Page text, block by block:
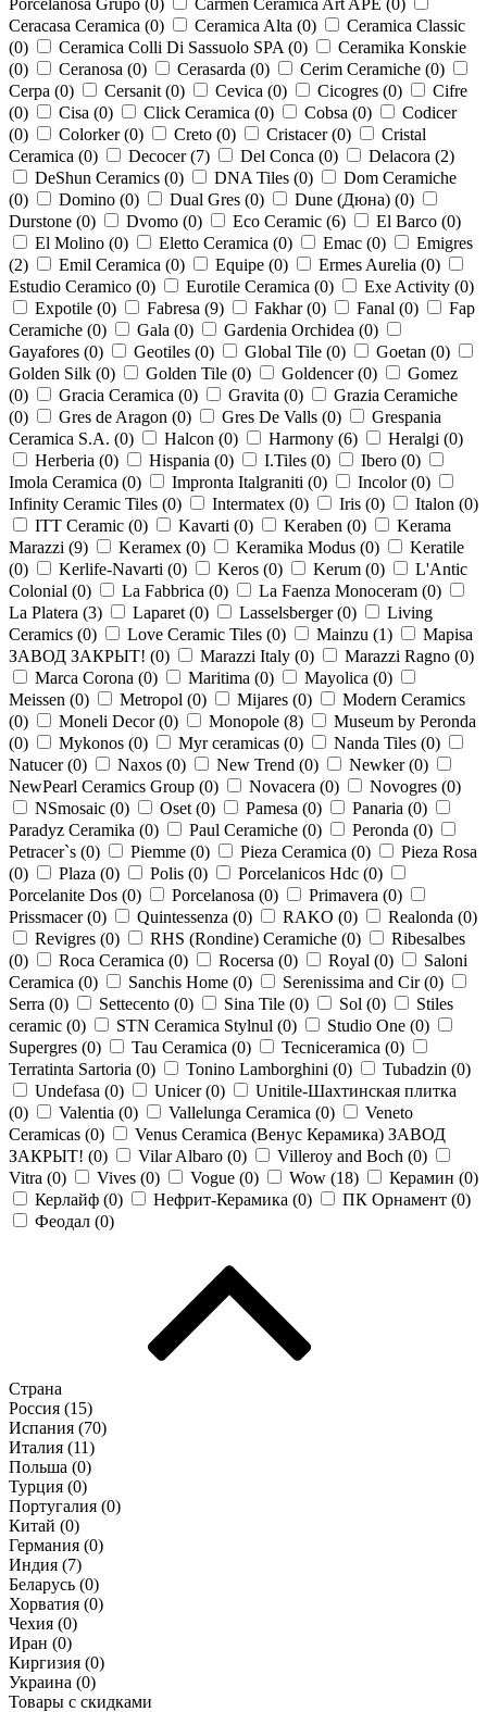
Ceracasa Ceramica (0) Ceramica Alta (0)
Ceramica Classic
(0) Ceramica Colli Di Sassuolo SPA (0)
Ceramika Konskie
(0) Ceranosa (0) Cerasarda (0) Cerim Ceramiche (0)
Cerpa (0) Cersanit (0) Cevica (0) Cicogres (0)
Cifre
(0) Cisa (0) Click Ceramica (0) Cobsa (0)
Codicer
(0) Colorker (0) Creto (0) Cristacer (0)
Cristal
Ceramica (0) Decocer (7) Del Conca (0) Delacora (2)
DeShun Ceramics (0) DNA Tiles (0)
Dom Ceramiche
(0) Domino (0) Dual Gres (0) Dune (Дюна) (0)
Durstone (0) Dvomo (0) Eco Ceramic (6) El Barco (0)
El Molino (0) Eletto Ceramica (0) Emac (0)
Emigres
(2) Emil Ceramica (0) Equipe (0) Ermes Aurelia (0)
Estudio Ceramico (0) Eurotile Ceramica (0) Exe Activity (0)
Expotile (0) Fabresa (9) Fakhar (0) Fanal (0)
Fap
Ceramiche (0) Gala (0) Gardenia Orchidea (0)
Gayafores (0) Geotiles (0) Global Tile (0) Goetan (0)
Golden Silk (0) Golden Tile (0) Goldencer (0)
Gomez
(0) Gracia Ceramica (0) Gravita (0)
Grazia Ceramiche
(0) Gres de Aragon (0) Gres De Valls (0)
Grespania
Ceramica S.A. (0) Halcon (0) Harmony (6) Heralgi (0)
Herberia (0) Hispania (0) I.Tiles (0) Ibero (0)
Imola Ceramica (0) Impronta Italgraniti (0) Incolor (0)
Infinity Ceramic Tiles (0) Intermatex (0) Iris (0) Italon (0)
ITT Ceramic (0) Kavarti (0) Keraben (0)
Kerama
Marazzi (9) Keramex (0) Keramika Modus (0)
Keratile
(0) Kerlife-Navarti (0) Keros (0) Kerum (0)
L'Antic
Colonial (0) La Fabbrica (0) La Faenza Monoceram (0)
La Platera (3) Laparet (0) Lasselsberger (0)
Living
Ceramics (0) Love Ceramic Tiles (0) Mainzu (1)
Mapisa
ЗАВОД ЗАКРЫТ! (0) Marazzi Italy (0) Marazzi Ragno (0)
Marca Corona (0) Maritima (0) Mayolica (0)
Meissen (0) Metropol (0) Mijares (0)
Modern Ceramics
(0) Moneli Decor (0) Monopole (8)
Museum by Peronda
(0) Mykonos (0) Myr ceramicas (0) Nanda Tiles (0)
Natucer (0) Naxos (0) New Trend (0) Newker (0)
NewPearl Ceramics Group (0) Novacera (0) Novogres (0)
NSmosaic (0) Oset (0) Pamesa (0) Panaria (0)
Paradyz Ceramika (0) Paul Ceramiche (0) Peronda (0)
Petracer`s (0) Piemme (0) Pieza Ceramica (0)
Pieza Rosa
(0) Plaza (0) Polis (0) Porcelanicos Hdc (0)
Porcelanite Dos (0) Porcelanosa (0) Primavera (0)
Prissmacer (0) Quintessenza (0) RAKO (0) Realonda (0)
Revigres (0) RHS (Rondine) Ceramiche (0)
Ribesalbes
(0) Roca Ceramica (0) Rocersa (0) Royal (0)
Saloni
Ceramica (0) Sanchis Home (0) Serenissima and Cir (0)
Serra (0) Settecento (0) Sina Tile (0) Sol (0)
Stiles
ceramic (0) STN Ceramica Stylnul (0) Studio One (0)
Supergres (0) Tau Ceramica (0) Tecniceramica (0)
Terratinta Sartoria (0) Tonino Lamborghini (0) Tubadzin (0)
Undefasa (0) Unicer (0)
Unitile-Шахтинская плитка
(0) Valentia (0) Vallelunga Ceramica (0)
Veneto
Ceramicas (0)
Venus Ceramica (Венус Керамика) ЗАВОД
ЗАКРЫТ! (0) Vilar Albaro (0) Villeroy and Boch (0)
Vitra (0) Vives (0) Vogue (0) Wow (18) Керамин (0)
Керлайф (0) Нефрит-Керамика (0) ПК Орнамент (0)
Феодал (0)
Страна
Россия (15)
Испания (70)
Италия (11)
Польша (0)
Турция (0)
Португалия (0)
Китай (0)
Германия (0)
Индия (7)
Беларусь (0)
Хорватия (0)
Чехия (0)
Иран (0)
Киргизия (0)
Украина (0)
Товары с скидками